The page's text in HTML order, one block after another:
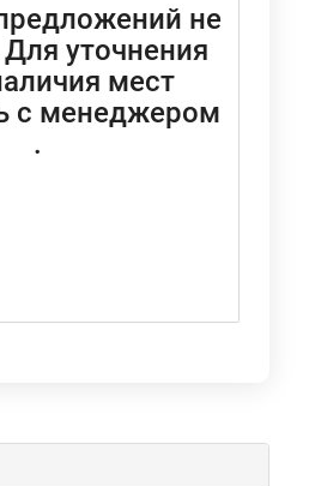
не
уточнения
мест
с менеджером
.